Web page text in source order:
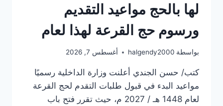
لها بالحج مواعيد التقديم
ورسوم حج القرعة لهذا لعام
بواسطة halgendy2000 أغسطس 7, 2026
كتب/ حسن الجندي أعلنت وزارة الداخلية رسميًا
مواعيد البدء في قبول طلبات التقدم لحج القرعة
لعام 1448 هـ / 2027 م، حيث تقرر فتح باب